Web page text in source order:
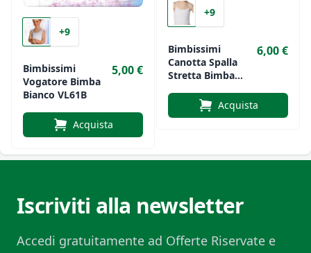
+9
Bimbissimi
Vogatore Bimba
Bianco VL61B
5,00 €
Acquista
+9
Bimbissimi
Canotta Spalla
Stretta Bimba
6,00 €
Acquista
Iscriviti alla newsletter
Accedi gratuitamente ad Offerte Riservate e